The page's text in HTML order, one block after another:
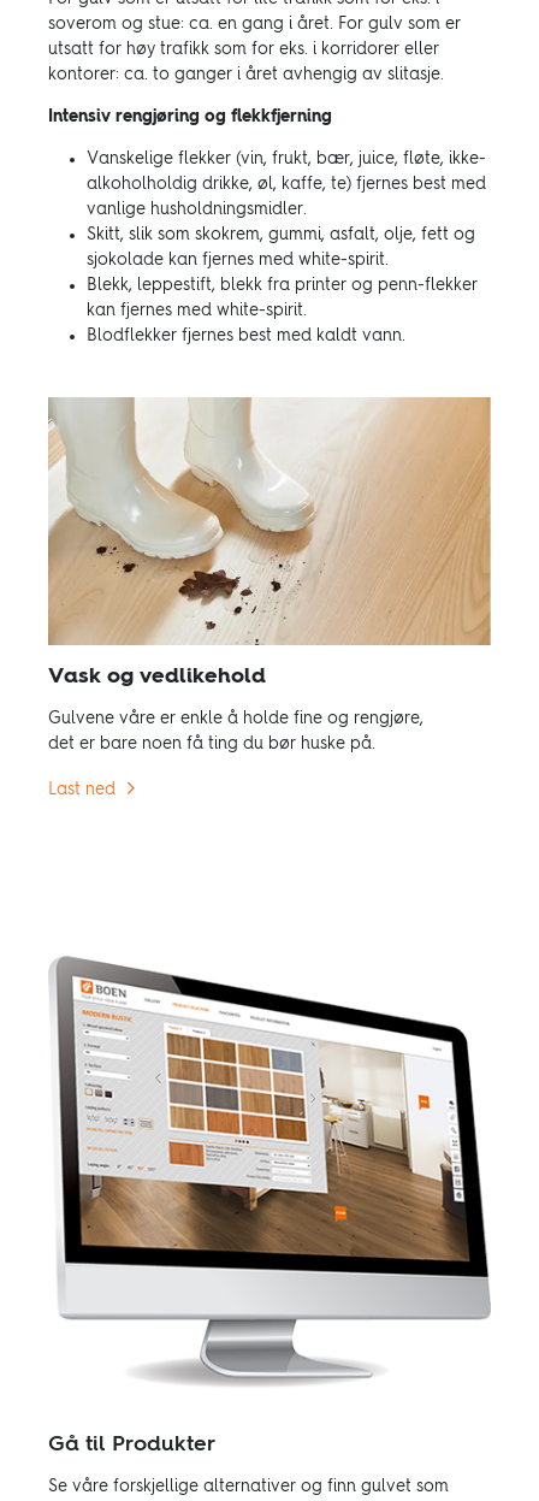
soverom og stue: ca. en gang i året. For gulv som er
utsatt for høy trafikk som for eks. i korridorer eller
kontorer: ca. to ganger i året avhengig av slitasje.
Intensiv rengjøring og flekkfjerning
Vanskelige flekker (vin, frukt, bær, juice, fløte, ikke-
alkoholholdig drikke, øl, kaffe, te) fjernes best med
vanlige husholdningsmidler.
Skitt, slik som skokrem, gummi, asfalt, olje, fett og
sjokolade kan fjernes med white-spirit.
Blekk, leppestift, blekk fra printer og penn-flekker
kan fjernes med white-spirit.
Blodflekker fjernes best med kaldt vann.
Vask og vedlikehold
Gulvene våre er enkle å holde fine og rengjøre,
det er bare noen få ting du bør huske på.
Last ned
Gå til Produkter
Se våre forskjellige alternativer og finn gulvet som